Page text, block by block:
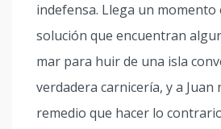
indefensa. Llega un momento
solución que encuentran
mar para huir de una isla
verdadera carnicería, y a Juan
remedio que hacer lo